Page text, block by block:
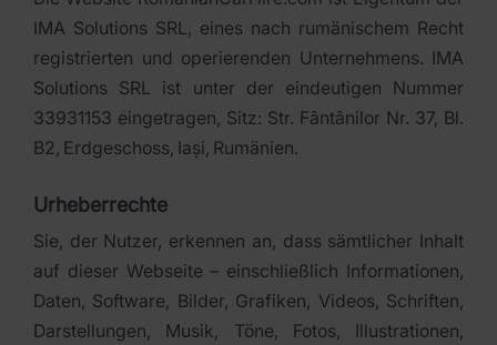
IMA Solutions SRL, eines nach rumänischem Recht
registrierten und operierenden Unternehmens. IMA
Solutions SRL ist unter der eindeutigen Nummer
33931153 eingetragen, Sitz: Str. Fântânilor Nr. 37, Bl.
B2, Erdgeschoss, Iași, Rumänien.
Urheberrechte
Sie, der Nutzer, erkennen an, dass sämtlicher Inhalt
auf dieser Webseite – einschließlich Informationen,
Daten, Software, Bilder, Grafiken, Videos, Schriften,
Darstellungen, Musik, Töne, Fotos, Illustrationen,